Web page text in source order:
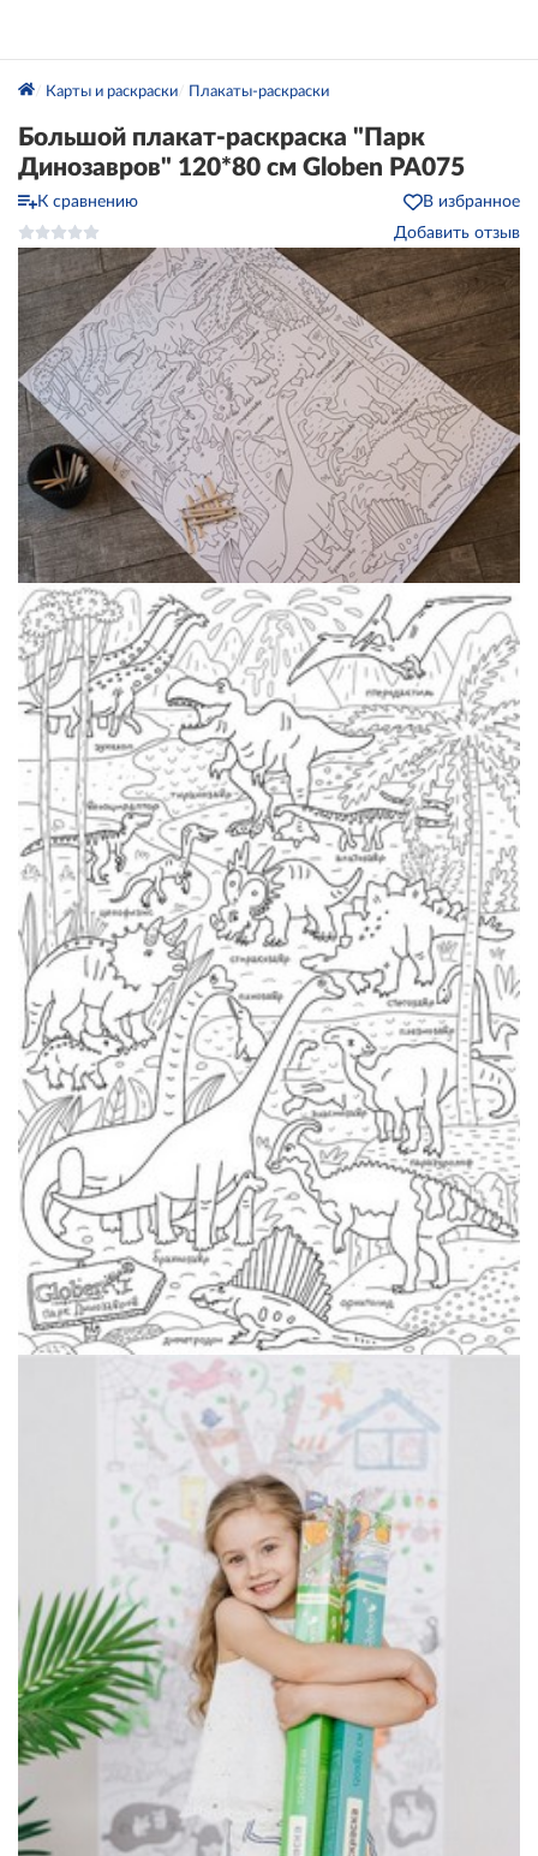
Карты и раскраски Плакаты-раскраски
Большой плакат-раскраска "Парк
Динозавров" 120*80 см Globen РА075
К сравнению
В избранное
Добавить отзыв